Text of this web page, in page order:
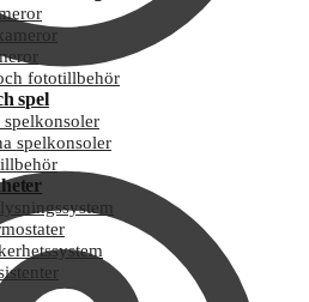
fototillbehör
spel
spelkonsoler
spelkonsoler